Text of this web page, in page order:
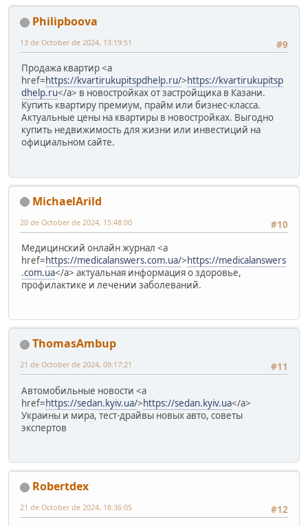
Philipboova
#9
13 de October de 2024, 13:19:51
Продажа квартир <a
href=https://kvartirukupitspdhelp.ru/>https://kvartirukupitsp
dhelp.ru</a> в новостройках от застройщика в Казани.
Купить квартиру премиум, прайм или бизнес-класса.
Актуальные цены на квартиры в новостройках. Выгодно
купить недвижимость для жизни или инвестиций на
официальном сайте.
MichaelArild
#10
20 de October de 2024, 15:48:00
Медицинский онлайн журнал <a
href=https://medicalanswers.com.ua/>https://medicalanswers
.com.ua</a> актуальная информация о здоровье,
профилактике и лечении заболеваний.
ThomasAmbup
#11
21 de October de 2024, 09:17:21
Автомобильные новости <a
href=https://sedan.kyiv.ua/>https://sedan.kyiv.ua</a>
Украины и мира, тест-драйвы новых авто, советы
экспертов
Robertdex
#12
21 de October de 2024, 18:36:05